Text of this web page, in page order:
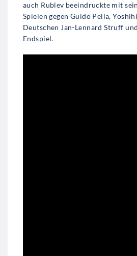
auch Rublev beeindruckte mit
Spielen gegen Guido Pella,
Deutschen Jan-Lennard Struff
Endspiel.